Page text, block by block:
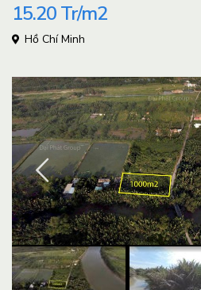
15.20Tr/m2
Hồ Chí Minh